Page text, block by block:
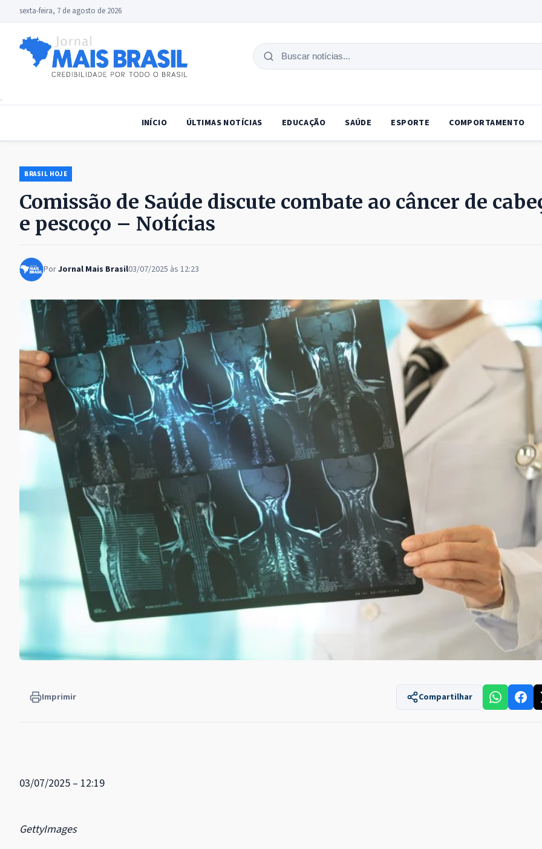
sexta-feira, 7 de agosto de 2026
Buscar
INÍCIO ÚLTIMAS NOTÍCIAS EDUCAÇÃO SAÚDE ESPORTE COMPORTAMENTO
BRASIL HOJE
Comissão de Saúde discute combate ao câncer de
e pescoço – Notícias
PorJornal Mais Brasil03/07/2025 às 12:23
Imprimir Compartilhar
03/07/2025 – 12:19
GettyImages